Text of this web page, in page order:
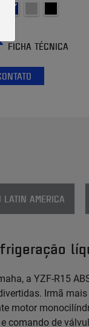
FICHA TÉCNICA
AMERICA
a YZF-R15
Irmã
motor
comando de